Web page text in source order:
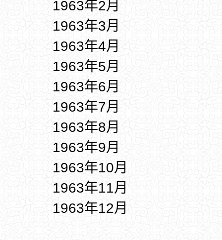
1963年2月
1963年3月
1963年4月
1963年5月
1963年6月
1963年7月
1963年8月
1963年9月
1963年10月
1963年11月
1963年12月